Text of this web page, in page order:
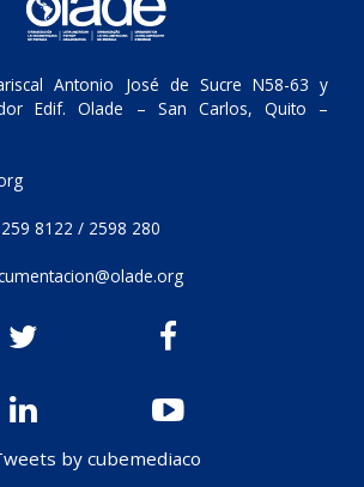
Antonio José de Sucre N58-63 y
Edif. Olade – San Carlos, Quito –
8122 / 2598 280
by cubemediaco